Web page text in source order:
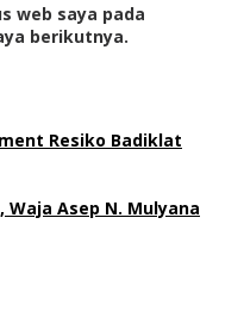
web saya pada
berikutnya.
Resiko Badiklat
Waja Asep N. Mulyana